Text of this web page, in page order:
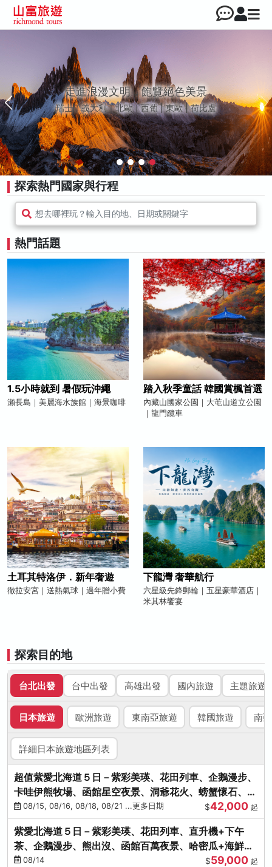
走進浪漫文明，飽覽絕色美景
瑞士｜義大利｜北歐｜西葡 | 東歐 | 荷比盧
探索熱門國家與行程
想去哪裡玩？輸入目的地、日期或關鍵字
熱門話題
1.5小時就到 暑假玩沖繩
瀨長島｜美麗海水族館｜海景咖啡
踏入秋季童話 韓國賞楓首選
內藏山國家公園｜大芚山道立公園
｜龍門纜車
土耳其特洛伊．新年奢遊
徹拉安宮｜送熱氣球｜過年贈小費
下龍灣 奢華航行
六星級先鋒郵輪｜五星豪華酒店｜
米其林饗宴
探索目的地
台北出發 台中出發 高雄出發 國內旅遊 主題旅遊
日本旅遊 歐洲旅遊 東南亞旅遊 韓國旅遊 南
詳細日本旅遊地區列表
超值紫愛北海道５日－紫彩美瑛、花田列車、企鵝漫步、
卡哇伊熊牧場、函館星空夜景、洞爺花火、螃蟹懷石、啤
酒暢飲
08/15, 08/16, 08/18, 08/21 ...更多日期 $42,000 起
紫愛北海道５日－紫彩美瑛、花田列車、直升機+下午
茶、企鵝漫步、熊出沒、函館百萬夜景、哈密瓜+海鮮和
牛八大螃蟹吃到飽
08/14 $59,000 起